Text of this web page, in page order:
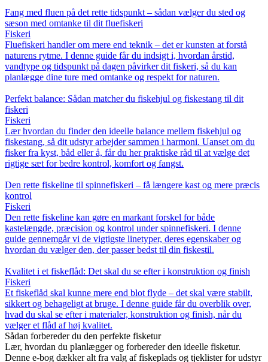
Fang med fluen på det rette tidspunkt – sådan vælger du sted og
sæson med omtanke til dit fluefiskeri
Fiskeri
Fluefiskeri handler om mere end teknik – det er kunsten at forstå
naturens rytme. I denne guide får du indsigt i, hvordan årstid,
vandtype og tidspunkt på dagen påvirker dit fiskeri, så du kan
planlægge dine ture med omtanke og respekt for naturen.
Perfekt balance: Sådan matcher du fiskehjul og fiskestang til dit
fiskeri
Fiskeri
Lær hvordan du finder den ideelle balance mellem fiskehjul og
fiskestang, så dit udstyr arbejder sammen i harmoni. Uanset om du
fisker fra kyst, båd eller å, får du her praktiske råd til at vælge det
rigtige sæt for bedre kontrol, komfort og fangst.
Den rette fiskeline til spinnefiskeri – få længere kast og mere præcis
kontrol
Fiskeri
Den rette fiskeline kan gøre en markant forskel for både
kastelængde, præcision og kontrol under spinnefiskeri. I denne
guide gennemgår vi de vigtigste linetyper, deres egenskaber og
hvordan du vælger den, der passer bedst til din fiskestil.
Kvalitet i et fiskeflåd: Det skal du se efter i konstruktion og finish
Fiskeri
Et fiskeflåd skal kunne mere end blot flyde – det skal være stabilt,
sikkert og behageligt at bruge. I denne guide får du overblik over,
hvad du skal se efter i materialer, konstruktion og finish, når du
vælger et flåd af høj kvalitet.
Sådan forbereder du den perfekte fisketur
Lær, hvordan du planlægger og forbereder den ideelle fisketur.
Denne e-bog dækker alt fra valg af fiskeplads og tjeklister for udstyr